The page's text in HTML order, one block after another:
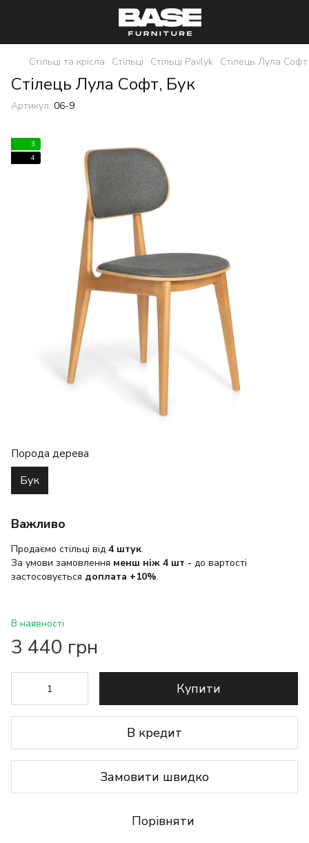
Стільці та крісла Стільці Стільці Pavlyk Стілець Лула Софт
Стілець Лула Софт, Бук
Артикул: 06-9
3
4
Порода дерева
Бук
Важливо
Продаємо стільці від 4 штук.
За умови замовлення менш ніж 4 шт - до вартості
застосовується доплата +10%.
В наявності
3 440 грн
Купити
В кредит
Замовити швидко
Порівняти